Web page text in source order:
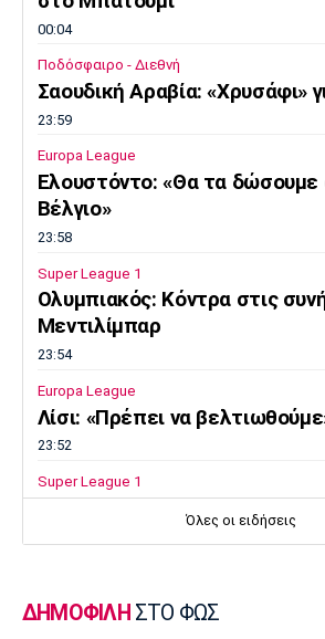
00:04
Ποδόσφαιρο - Διεθνή
Σαουδική Αραβία: «Χρυσάφι»
23:59
Europa League
Ελουστόντο: «Θα τα δώσουμε
Βέλγιο»
23:58
Super League 1
Ολυμπιακός: Κόντρα στις
Μεντιλίμπαρ
23:54
Europa League
Λίσι: «Πρέπει να
23:52
Super League 1
Επιστρέφει αύριο στη
Επίσημα στον Άρη ο Άνταμ
Όλες οι ειδήσεις
ΔΗΜΟΦΙΛΗ ΣΤΟ ΦΩΣ